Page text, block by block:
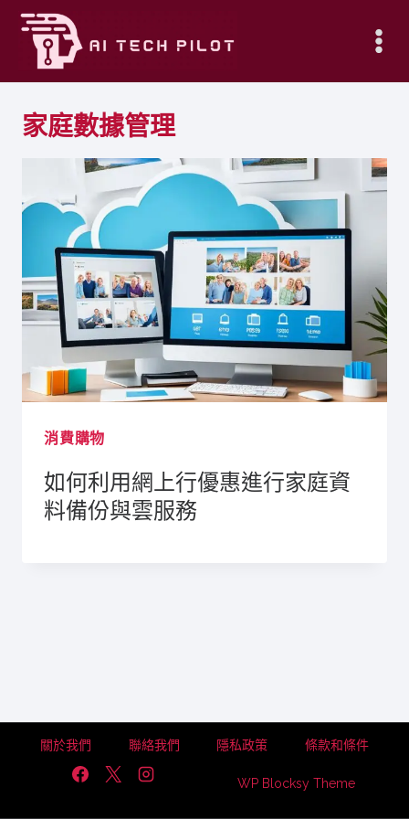
Skip
content
家庭數據管理
消費購物
如何利用網上行優惠進行家庭資
料備份與雲服務
關於我們 聯絡我們 隱私政策 條款和條件
WP Blocksy Theme